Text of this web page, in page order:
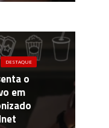
DESTAQUE
o
em